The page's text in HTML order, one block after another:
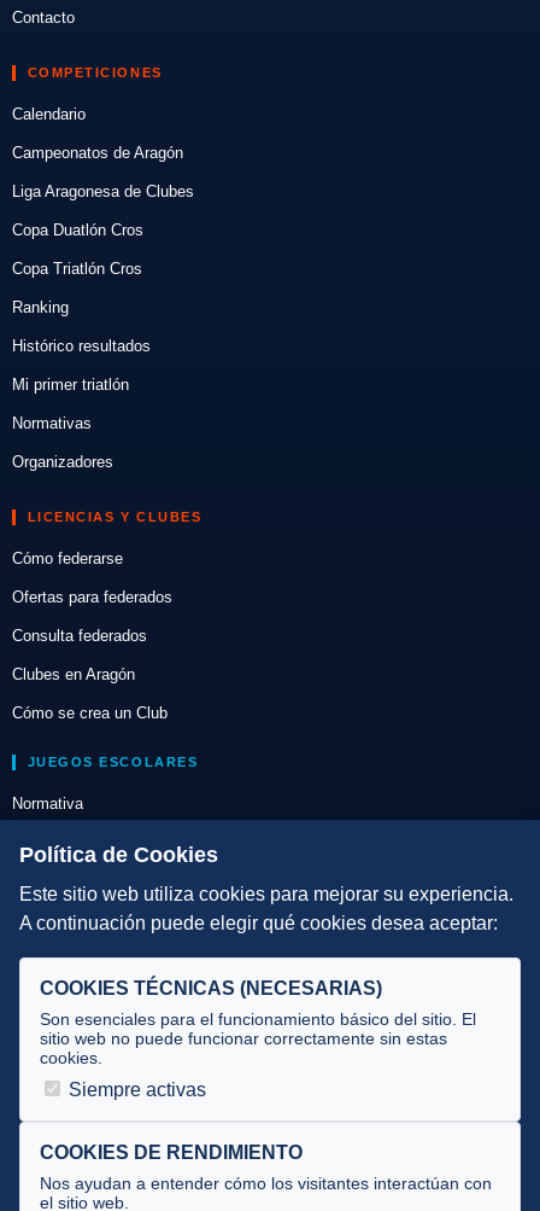
Contacto
COMPETICIONES
Calendario
Campeonatos de Aragón
Liga Aragonesa de Clubes
Copa Duatlón Cros
Copa Triatlón Cros
Ranking
Histórico resultados
Mi primer triatlón
Normativas
Organizadores
LICENCIAS Y CLUBES
Cómo federarse
Ofertas para federados
Consulta federados
Clubes en Aragón
Cómo se crea un Club
JUEGOS ESCOLARES
Normativa
Escuelas de Triatlón
DIRECCIÓN TÉCNICA
Selecciones
Tecnificación
JUECES Y OFICIALES
Documentos
Cursos
Política de Cookies
Este sitio web utiliza cookies para mejorar su experiencia.
A continuación puede elegir qué cookies desea aceptar:
COOKIES TÉCNICAS (NECESARIAS)
Son esenciales para el funcionamiento básico del sitio. El
sitio web no puede funcionar correctamente sin estas
cookies.
Siempre activas
COOKIES DE RENDIMIENTO
Nos ayudan a entender cómo los visitantes interactúan con
el sitio web.